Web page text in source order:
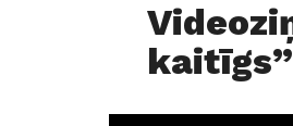
kaitīgs”